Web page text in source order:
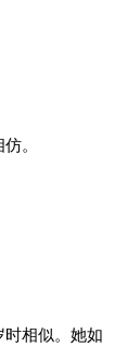
。
相似。她如